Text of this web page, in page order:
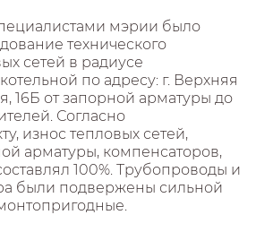
мэрии было
технического
сетей в радиусе
по адресу: г. Верхняя
16Б от запорной арматуры до
Согласно
износ тепловых сетей,
арматуры, компенсаторов,
100%. Трубопроводы и
были подвержены сильной